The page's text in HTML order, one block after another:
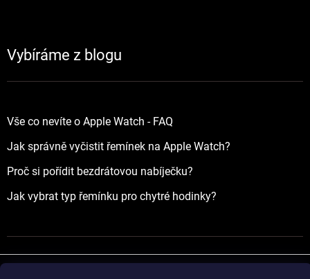
Vybíráme z blogu
Vše co nevíte o Apple Watch - FAQ
Jak správně vyčistit řemínek na Apple Watch?
Proč si pořídit bezdrátovou nabíječku?
Jak vybrat typ řemínku pro chytré hodinky?